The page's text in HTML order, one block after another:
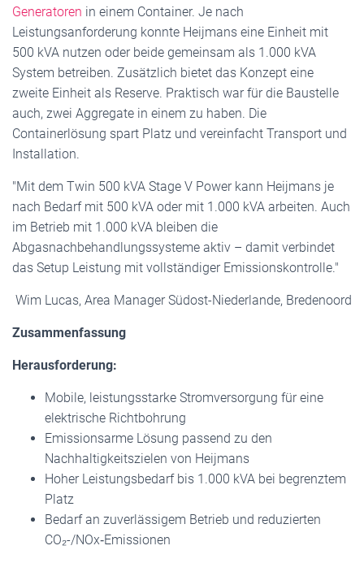
Generatoren in einem Container. Je nach
Leistungsanforderung konnte Heijmans eine Einheit mit
500 kVA nutzen oder beide gemeinsam als 1.000 kVA
System betreiben. Zusätzlich bietet das Konzept eine
zweite Einheit als Reserve. Praktisch war für die Baustelle
auch, zwei Aggregate in einem zu haben. Die
Containerlösung spart Platz und vereinfacht Transport und
Installation.
"Mit dem Twin 500 kVA Stage V Power kann Heijmans je
nach Bedarf mit 500 kVA oder mit 1.000 kVA arbeiten. Auch
im Betrieb mit 1.000 kVA bleiben die
Abgasnachbehandlungssysteme aktiv – damit verbindet
das Setup Leistung mit vollständiger Emissionskontrolle."
Wim Lucas, Area Manager Südost-Niederlande, Bredenoord
Zusammenfassung
Herausforderung:
Mobile, leistungsstarke Stromversorgung für eine
elektrische Richtbohrung
Emissionsarme Lösung passend zu den
Nachhaltigkeitszielen von Heijmans
Hoher Leistungsbedarf bis 1.000 kVA bei begrenztem
Platz
Bedarf an zuverlässigem Betrieb und reduzierten
CO₂-/NOx‑Emissionen